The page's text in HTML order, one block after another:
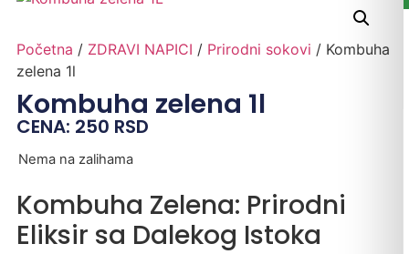
Početna / ZDRAVI NAPICI / Prirodni sokovi / Kombuha
zelena 1l
Kombuha zelena 1l
CENA: 250 RSD
Nema na zalihama
Kombuha Zelena: Prirodni
Eliksir sa Dalekog Istoka